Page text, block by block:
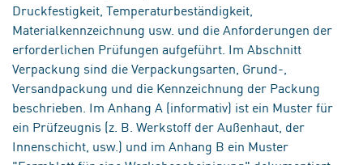
Druckfestigkeit, Temperaturbeständigkeit,
Materialkennzeichnung usw. und die Anforderungen der
erforderlichen Prüfungen aufgeführt. Im Abschnitt
Verpackung sind die Verpackungsarten, Grund-,
Versandpackung und die Kennzeichnung der Packung
beschrieben. Im Anhang A (informativ) ist ein Muster für
ein Prüfzeugnis (z. B. Werkstoff der Außenhaut, der
Innenschicht, usw.) und im Anhang B ein Muster